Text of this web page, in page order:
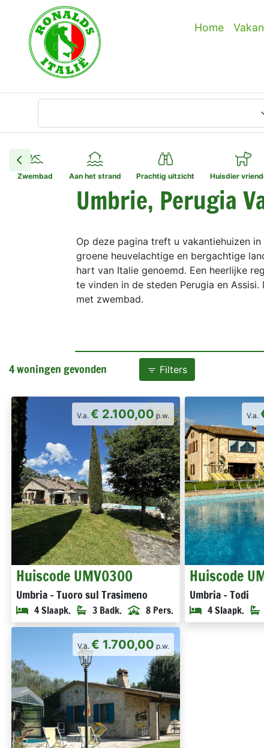
Home
wilt u heen?
Zwembad Aan het strand Prachtig uitzicht Huisdier
Umbrie, Perugia
Op deze pagina treft u vakantiehuizen
groene heuvelachtige en bergachtige
hart van Italie genoemd. Een heerlijke
te vinden in de steden Perugia en
met zwembad.
4 woningen gevonden Filters
V.a. € 2.100,00p.w.
Huiscode UMV0300
Umbria - Tuoro sul Trasimeno
4 Slaapk. 3 Badk. 8 Pers.
V.a.
Huiscode
Umbria - Todi
4 Slaapk.
V.a.€ 1.700,00 p.w.